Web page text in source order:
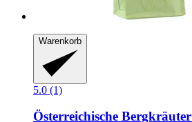
Warenkorb
5.0 (1)
Österreichische Bergkräuter